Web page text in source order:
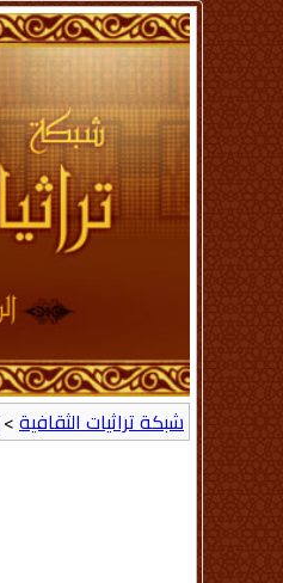
شبكة تراثيات الثقافية>